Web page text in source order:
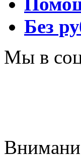
Без
Мы в